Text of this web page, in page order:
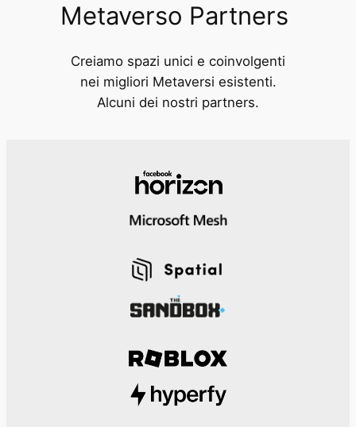
Metaverso Partners
Creiamo spazi unici e coinvolgenti
nei migliori Metaversi esistenti.
Alcuni dei nostri partners.